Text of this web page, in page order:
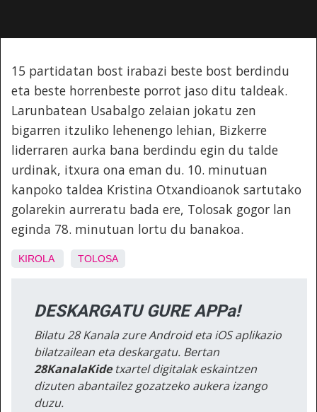
15 partidatan bost irabazi beste bost berdindu
eta beste horrenbeste porrot jaso ditu taldeak.
Larunbatean Usabalgo zelaian jokatu zen
bigarren itzuliko lehenengo lehian, Bizkerre
liderraren aurka bana berdindu egin du talde
urdinak, itxura ona eman du. 10. minutuan
kanpoko taldea Kristina Otxandioanok sartutako
golarekin aurreratu bada ere, Tolosak gogor lan
eginda 78. minutuan lortu du banakoa.
KIROLA TOLOSA
DESKARGATU GURE APPa!
Bilatu 28 Kanala zure Android eta iOS aplikazio
bilatzailean eta deskargatu. Bertan
28KanalaKidetxartel digitalak eskaintzen
dizuten abantailez gozatzeko aukera izango
duzu.